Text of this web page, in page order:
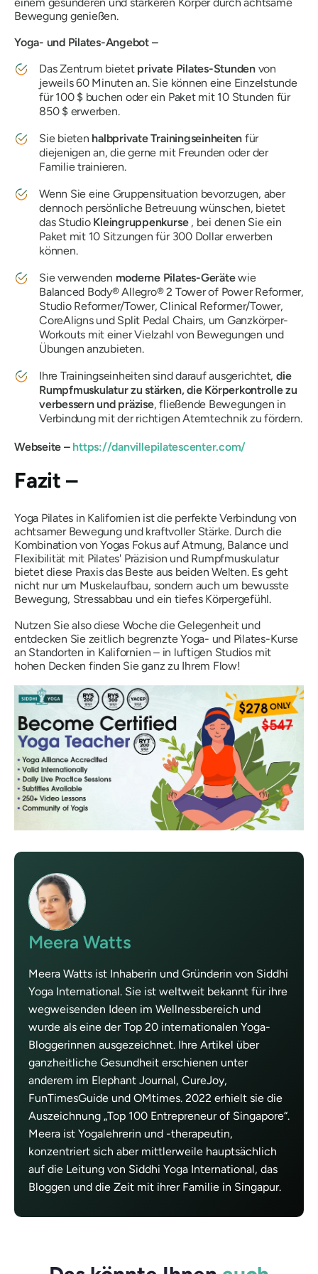
Bewegung genießen.
Yoga- und Pilates-Angebot –
Das Zentrum bietet private Pilates-Stundenvon
jeweils 60 Minuten an. Sie können eine Einzelstunde
für 100 $ buchen oder ein Paket mit 10 Stunden für
850 $ erwerben.
Sie bieten halbprivate Trainingseinheiten für
diejenigen an, die gerne mit Freunden oder der
Familie trainieren.
Wenn Sie eine Gruppensituation bevorzugen, aber
dennoch persönliche Betreuung wünschen, bietet
das Studio Kleingruppenkurse, bei denen Sie ein
Paket mit 10 Sitzungen für 300 Dollar erwerben
können.
Sie verwenden moderne Pilates-Gerätewie
Balanced Body® Allegro® 2 Tower of Power Reformer,
Studio Reformer/Tower, Clinical Reformer/Tower,
CoreAligns und Split Pedal Chairs, um Ganzkörper-
Workouts mit einer Vielzahl von Bewegungen und
Übungen anzubieten.
Ihre Trainingseinheiten sind darauf ausgerichtet, die
Rumpfmuskulatur zu stärken, die Körperkontrolle zu
verbessern und präzise, ​​fließende Bewegungen in
Verbindung mit der richtigen Atemtechnik zu fördern.
Webseite –https://danvillepilatescenter.com/
Fazit –
Yoga Pilates in Kalifornien ist die perfekte Verbindung von
achtsamer Bewegung und kraftvoller Stärke. Durch die
Kombination von Yogas Fokus auf Atmung, Balance und
Flexibilität mit Pilates' Präzision und Rumpfmuskulatur
bietet diese Praxis das Beste aus beiden Welten. Es geht
nicht nur um Muskelaufbau, sondern auch um bewusste
Bewegung, Stressabbau und ein tiefes Körpergefühl.
Nutzen Sie also diese Woche die Gelegenheit und
entdecken Sie zeitlich begrenzte Yoga- und Pilates-Kurse
an Standorten in Kalifornien – in luftigen Studios mit
hohen Decken finden Sie ganz zu Ihrem Flow!
Meera Watts
Meera Watts ist Inhaberin und Gründerin von Siddhi
Yoga International. Sie ist weltweit bekannt für ihre
wegweisenden Ideen im Wellnessbereich und
wurde als eine der Top 20 internationalen Yoga-
Bloggerinnen ausgezeichnet. Ihre Artikel über
ganzheitliche Gesundheit erschienen unter
anderem im Elephant Journal, CureJoy,
FunTimesGuide und OMtimes. 2022 erhielt sie die
Auszeichnung „Top 100 Entrepreneur of Singapore“.
Meera ist Yogalehrerin und -therapeutin,
konzentriert sich aber mittlerweile hauptsächlich
auf die Leitung von Siddhi Yoga International, das
Bloggen und die Zeit mit ihrer Familie in Singapur.